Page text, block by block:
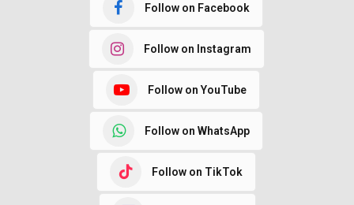
Follow on Facebook
Follow on Instagram
Follow on YouTube
Follow on WhatsApp
Follow on TikTok